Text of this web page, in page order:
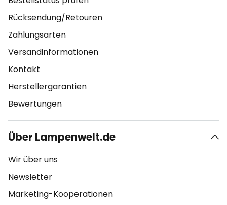
Rücksendung/Retouren
Zahlungsarten
Versandinformationen
Kontakt
Herstellergarantien
Bewertungen
Über Lampenwelt.de
Wir über uns
Newsletter
Marketing-Kooperationen